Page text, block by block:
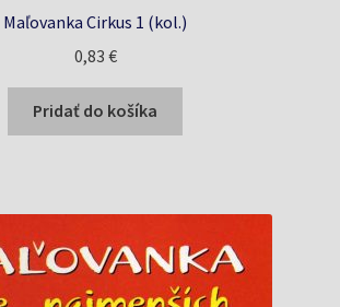
Maľovanka Cirkus 1 (kol.)
0,83 €
Pridať do košíka